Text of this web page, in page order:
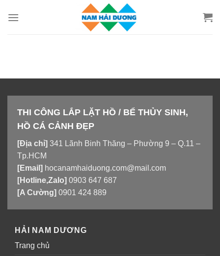
đến
THI CÔNG LẮP LẶT HỒ / BỂ THỦY SINH,
HỒ CÁ CẢNH ĐẸP
[Địa chỉ] 341 Lãnh Binh Thăng – Phường 9 – Q.11 –
Tp.HCM
[Email] hocanamhaiduong.com@mail.com
[Hotline,Zalo] 0903 647 687
[A Cường] 0901 424 889
HẢI NAM DƯƠNG
Trang chủ